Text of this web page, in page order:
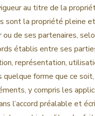
au titre de la
sont la propriété pleine
ou de ses partenaires,
établis entre ses
représentation,
quelque forme que ce
y compris les
l’accord préalable et